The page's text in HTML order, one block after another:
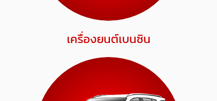
เครื่องยนต์เบนซิน